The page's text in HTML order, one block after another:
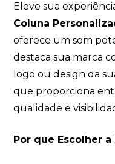
Eleve sua
Coluna
oferece um som
destaca sua marca
logo ou design da
que proporciona
qualidade e
Por que Escolher